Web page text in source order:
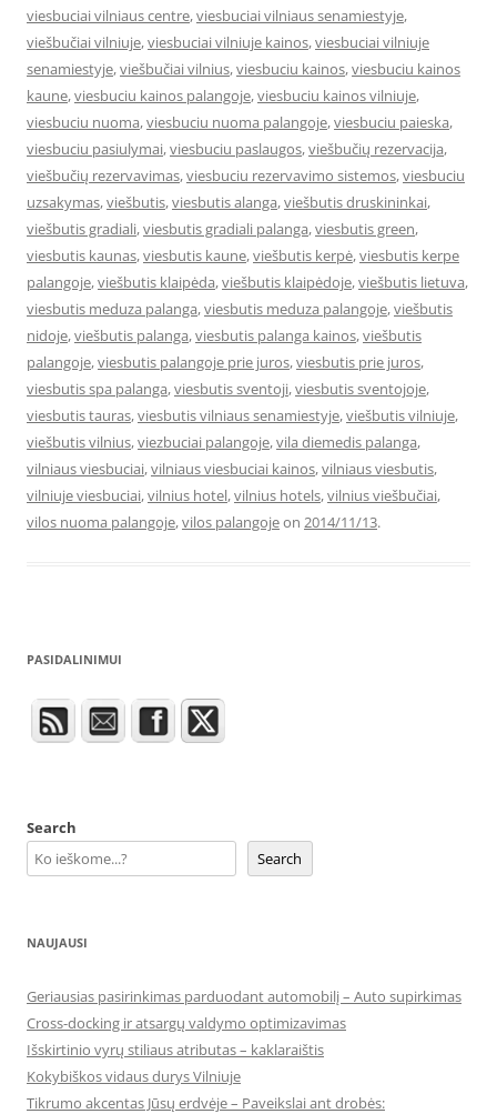
viesbuciai vilniaus centre,viesbuciai vilniaus senamiestyje,
viešbučiai vilniuje,viesbuciai vilniuje kainos,viesbuciai vilniuje
senamiestyje,viešbučiai vilnius,viesbuciu kainos,viesbuciu kainos
kaune,viesbuciu kainos palangoje,viesbuciu kainos vilniuje,
viesbuciu nuoma,viesbuciu nuoma palangoje,viesbuciu paieska,
viesbuciu pasiulymai,viesbuciu paslaugos,viešbučių rezervacija,
viešbučių rezervavimas,viesbuciu rezervavimo sistemos,viesbuciu
uzsakymas,viešbutis,viesbutis alanga,viešbutis druskininkai,
viešbutis gradiali,viesbutis gradiali palanga,viesbutis green,
viesbutis kaunas,viesbutis kaune,viešbutis kerpė,viesbutis kerpe
palangoje,viešbutis klaipėda,viešbutis klaipėdoje,viešbutis lietuva,
viesbutis meduza palanga,viesbutis meduza palangoje,viešbutis
nidoje,viešbutis palanga,viesbutis palanga kainos,viešbutis
palangoje,viesbutis palangoje prie juros,viesbutis prie juros,
viesbutis spa palanga,viesbutis sventoji,viesbutis sventojoje,
viesbutis tauras,viesbutis vilniaus senamiestyje,viešbutis vilniuje,
viešbutis vilnius,viezbuciai palangoje,vila diemedis palanga,
vilniaus viesbuciai,vilniaus viesbuciai kainos,vilniaus viesbutis,
vilniuje viesbuciai,vilnius hotel,vilnius hotels,vilnius viešbučiai,
vilos nuoma palangoje,vilos palangojeon 2014/11/13.
PASIDALINIMUI
Search
Search
NAUJAUSI
Geriausias pasirinkimas parduodant automobilį – Auto supirkimas
Cross-docking ir atsargų valdymo optimizavimas
Išskirtinio vyrų stiliaus atributas – kaklaraištis
Kokybiškos vidaus durys Vilniuje
Tikrumo akcentas Jūsų erdvėje – Paveikslai ant drobės: